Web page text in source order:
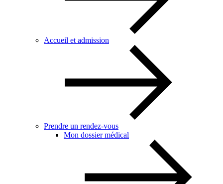
Accueil et admission
Prendre un rendez-vous
Mon dossier médical